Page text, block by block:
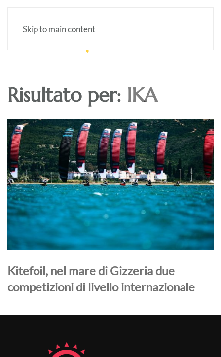
Skip to main content
Risultato per: IKA
Kitefoil, nel mare di Gizzeria due
competizioni di livello internazionale